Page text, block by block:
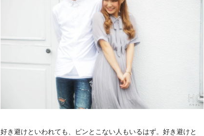
好き避けといわれても、ピンとこない人もいるはず。好き避けと